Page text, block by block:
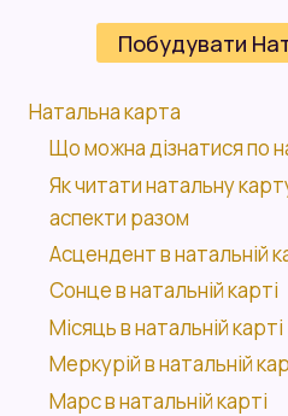
Побудувати
Натальна карта
Що можна дізнатися по
Як читати натальну
аспекти разом
Асцендент в натальній
Сонце в натальній карті
Місяць в натальній карті
Меркурій в натальній
Марс в натальній карті